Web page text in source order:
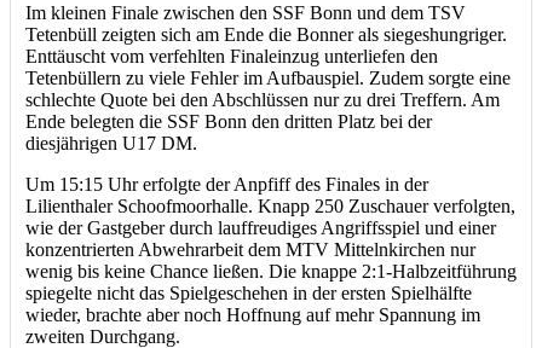
Im kleinen Finale zwischen den SSF Bonn und dem TSV
Tetenbüll zeigten sich am Ende die Bonner als siegeshungriger.
Enttäuscht vom verfehlten Finaleinzug unterliefen den
Tetenbüllern zu viele Fehler im Aufbauspiel. Zudem sorgte eine
schlechte Quote bei den Abschlüssen nur zu drei Treffern. Am
Ende belegten die SSF Bonn den dritten Platz bei der
diesjährigen U17 DM.
Um 15:15 Uhr erfolgte der Anpfiff des Finales in der
Lilienthaler Schoofmoorhalle. Knapp 250 Zuschauer verfolgten,
wie der Gastgeber durch lauffreudiges Angriffsspiel und einer
konzentrierten Abwehrarbeit dem MTV Mittelnkirchen nur
wenig bis keine Chance ließen. Die knappe 2:1-Halbzeitführung
spiegelte nicht das Spielgeschehen in der ersten Spielhälfte
wieder, brachte aber noch Hoffnung auf mehr Spannung im
zweiten Durchgang.